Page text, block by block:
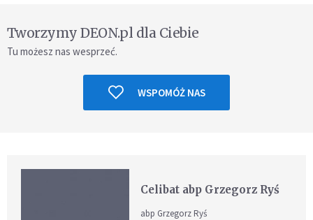
Tworzymy DEON.pl dla Ciebie
Tu możesz nas wesprzeć.
WSPOMÓŻ NAS
Celibat abp Grzegorz Ryś
abp Grzegorz Ryś